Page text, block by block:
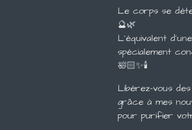
Le corps se
🔮🌿
L'équivalent
spécialement
🛀🏻✨🕯️
Libérez-vous
grâce à mes
pour purifier